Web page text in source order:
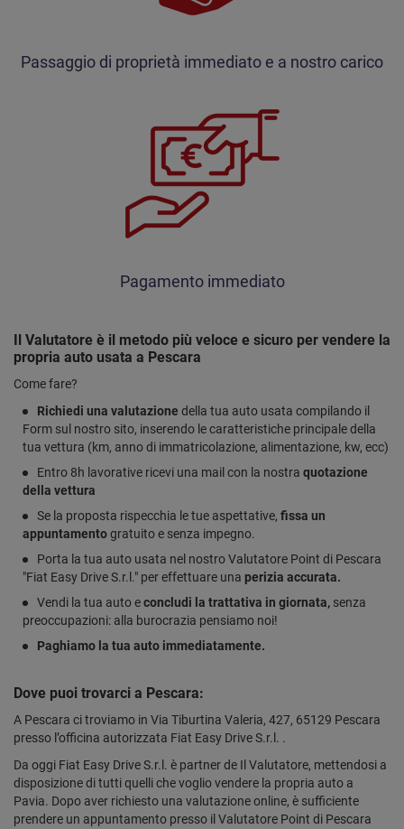
Passaggio di proprietà immediato e a nostro carico
Pagamento immediato
Il Valutatore è il metodo più veloce e sicuro per vendere la
propria auto usata a Pescara
Come fare?
Richiedi una valutazione della tua auto usata compilando il
Form sul nostro sito, inserendo le caratteristiche principale della
tua vettura (km, anno di immatricolazione, alimentazione, kw, ecc)
Entro 8h lavorative ricevi una mail con la nostra quotazione
della vettura
Se la proposta rispecchia le tue aspettative, fissa un
appuntamentogratuito e senza impegno.
Porta la tua auto usata nel nostro Valutatore Point di Pescara
"Fiat Easy Drive S.r.l." per effettuare una perizia accurata.
Vendi la tua auto econcludi la trattativa in giornata, senza
preoccupazioni: alla burocrazia pensiamo noi!
Paghiamo la tua auto immediatamente.
Dove puoi trovarci a Pescara:
A Pescara ci troviamo in Via Tiburtina Valeria, 427, 65129 Pescara
presso l’officina autorizzata Fiat Easy Drive S.r.l. .
Da oggi Fiat Easy Drive S.r.l. è partner de Il Valutatore, mettendosi a
disposizione di tutti quelli che voglio vendere la propria auto a
Pavia. Dopo aver richiesto una valutazione online, è sufficiente
prendere un appuntamento presso il Valutatore Point di Pescara